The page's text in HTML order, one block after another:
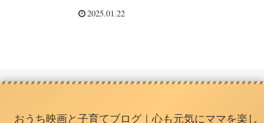
2025.01.22
おうち映画と子育てブログ｜心も元気にママを楽し